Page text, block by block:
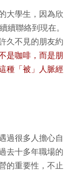
大學生，因為欣
續聯絡到現在。
久不見的朋友約
是咖啡，而是朋
種「被」人脈經
過很多人擔心自
去十多年職場的
的重要性，不止